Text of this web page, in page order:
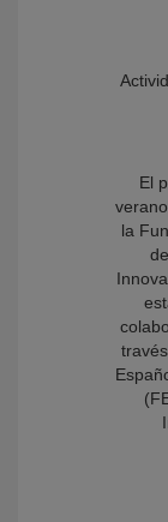
El
la